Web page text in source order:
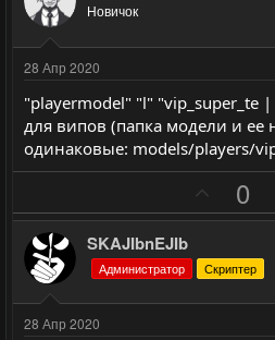
т
в
н
ы
й
о
о
с
Новичок
28 Апр 2020
"playermodel" "l" "vip_super_te
для випов (папка модели и
одинаковые: models/players/
о
и
т
0
SKAJIbnEJIb
Администратор Скриптер
28 Апр 2020